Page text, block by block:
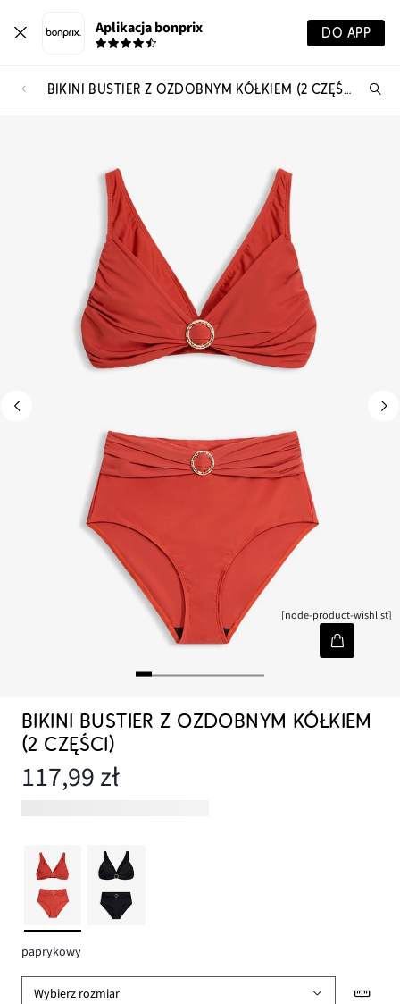
Aplikacja bonprix DO APP
BIKINI BUSTIER Z OZDOBNYM KÓŁKIEM (2 CZĘŚCI)
[node-product-wishlist]
BIKINI BUSTIER Z OZDOBNYM KÓŁKIEM
(2 CZĘŚCI)
117,99 zł
paprykowy
Wybierz rozmiar